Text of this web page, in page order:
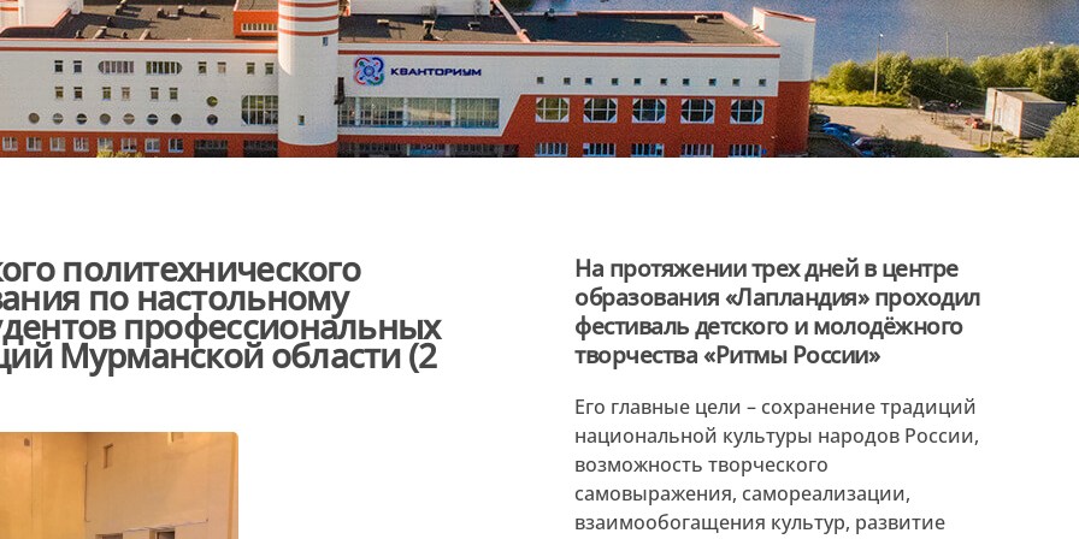
политехнического
по настольному
профессиональных
Мурманской области (2
На протяжении трех дней в центре
образования «Лапландия» проходил
фестиваль детского и молодёжного
творчества «Ритмы России»
Его главные цели – сохранение традиций
национальной культуры народов России,
возможность творческого
самовыражения, самореализации,
взаимообогащения культур, развитие